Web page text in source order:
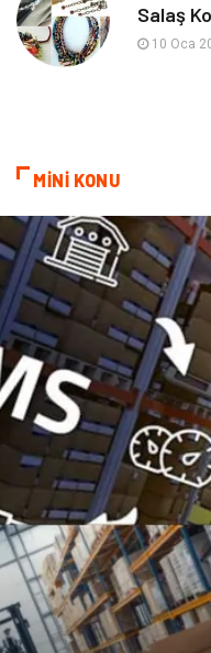
Astroloji
Çadır
Pet Malzemeleri
Salaş
10 Oca
MİNİ KONU